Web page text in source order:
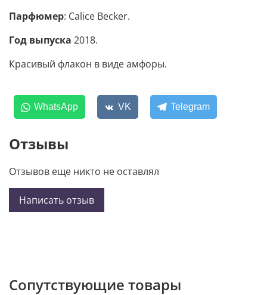
Парфюмер: Calice Becker.
Год выпуска 2018.
Красивый флакон в виде амфоры.
WhatsApp VK Telegram
Отзывы
Отзывов еще никто не оставлял
Написать отзыв
Сопутствующие товары